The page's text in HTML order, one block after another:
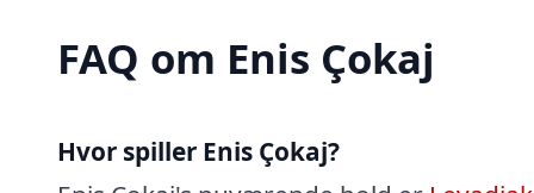
FAQ om Enis Çokaj
Hvor spiller Enis Çokaj?